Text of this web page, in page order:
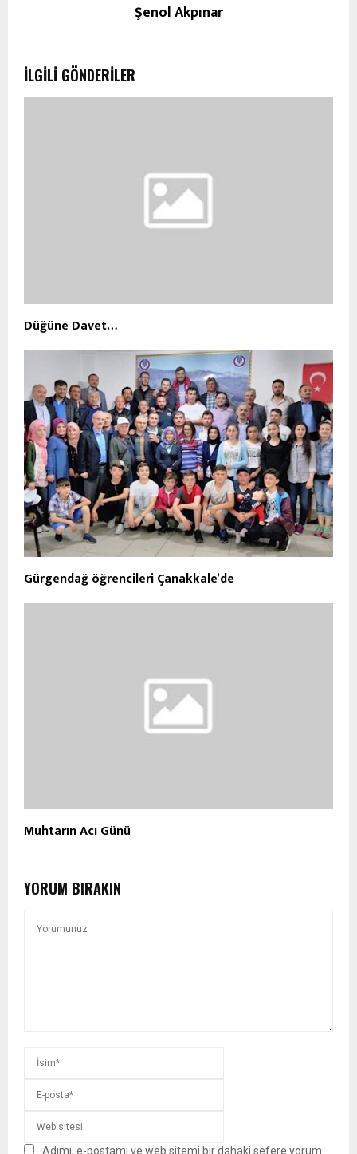
Şenol Akpınar
İLGILI GÖNDERILER
Düğüne Davet…
Gürgendağ öğrencileri Çanakkale’de
Muhtarın Acı Günü
YORUM BIRAKIN
Adımı, e-postamı ve web sitemi bir dahaki sefere yorum